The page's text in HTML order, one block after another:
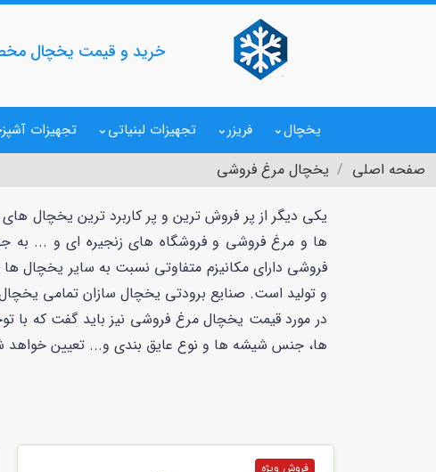
خرید و قیمت یخچال
یخچال فریزر تجهیزات لبنیاتی تجهیزات
صفحه اصلی یخچال مرغ فروشی
یکی دیگر از پر فروش ترین و پر کاربرد ترین یخچال
ها و مرغ فروشی و فروشگاه های زنجیره ای و ... به
فروشی دارای مکانیزم متفاوتی نسبت به سایر یخچال
و تولید است. صنایع برودتی یخچال سازان تمامی
در مورد قیمت یخچال مرغ فروشی نیز باید گفت که با
ها، جنس شیشه ها و نوع عایق بندی و... تعیین خواهد